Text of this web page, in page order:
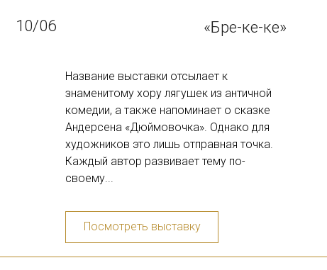
Посмотреть выставку
Название выставки отсылает к
знаменитому хору лягушек из античной
комедии, а также напоминает о сказке
Андерсена «Дюймовочка». Однако для
художников это лишь отправная точка.
Каждый автор развивает тему по-
своему...
2025
«Реверанс эпохе
Возрождения»